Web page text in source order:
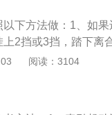
个水可能会流满整
下方法做：1、如
2挡或3挡，踏下离
动了；2、如果完全
备一条跨接电缆，
。
阅读：3104